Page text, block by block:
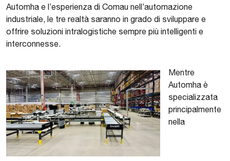
Automha e l’esperienza di Comau nell’automazione
industriale, le tre realtà saranno in grado di sviluppare e
offrire soluzioni intralogistiche sempre più intelligenti e
interconnesse.
Mentre
Automha è
specializzata
principalmente
nella